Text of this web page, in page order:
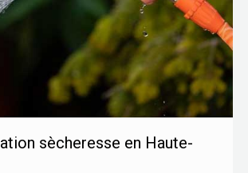
sècheresse en Haute-